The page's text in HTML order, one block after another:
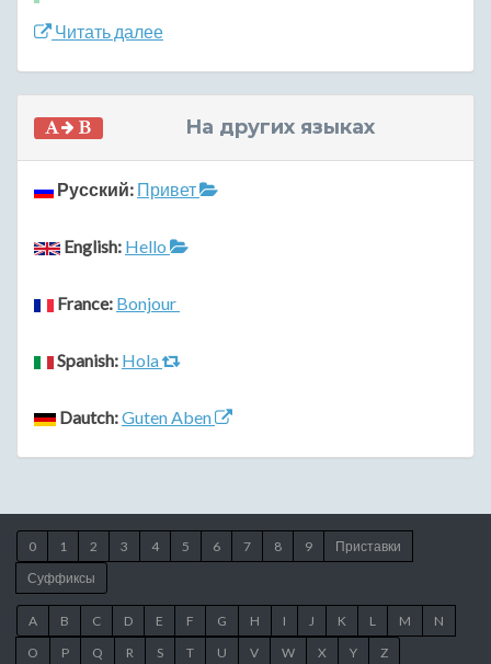
Читать далее
На других языках
Русский: Привет
English: Hello
France: Bonjour
Spanish: Hola
Dautch:Guten Aben
0 1 2 3 4 5 6 7 8 9
Приставки
Суффиксы
A B C D E F G H I J K L M
N
O
P Q R S T U V W X Y Z